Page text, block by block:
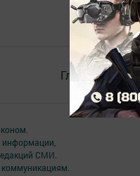
Главная
информации,
СМИ.